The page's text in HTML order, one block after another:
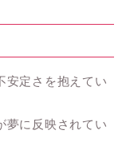
安定さを抱えてい
夢に反映されてい